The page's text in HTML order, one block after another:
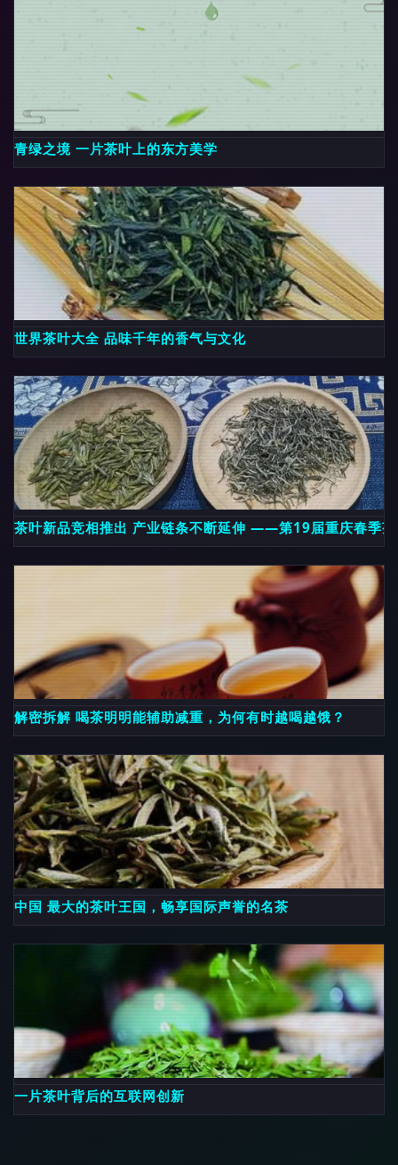
青绿之境 一片茶叶上的东方美学
世界茶叶大全 品味千年的香气与文化
茶叶新品竞相推出 产业链条不断延伸 ——第19届重庆春季
解密拆解 喝茶明明能辅助减重，为何有时越喝越饿？
中国 最大的茶叶王国，畅享国际声誉的名茶
一片茶叶背后的互联网创新